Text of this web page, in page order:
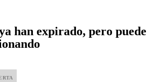
han expirado, pero puede